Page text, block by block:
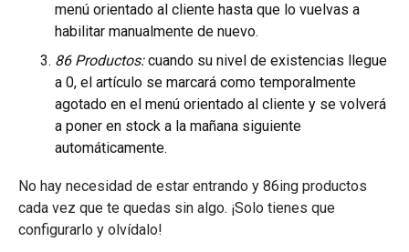
menú orientado al cliente hasta que lo vuelvas a
habilitar manualmente de nuevo.
86 Productos:cuando su nivel de existencias llegue
a 0, el artículo se marcará como temporalmente
agotado en el menú orientado al cliente y se volverá
a poner en stock a la mañana siguiente
automáticamente.
No hay necesidad de estar entrando y 86ing productos
cada vez que te quedas sin algo. ¡Solo tienes que
configurarlo y olvídalo!